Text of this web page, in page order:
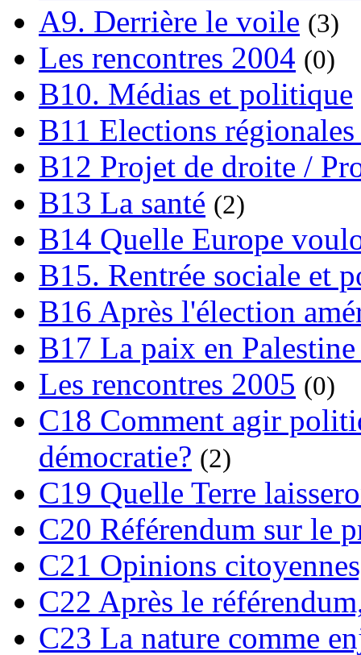
A9. Derrière le voile (3)
Les rencontres 2004 (0)
B10. Médias et politique
B11 Elections régionales
B12 Projet de droite /
B13 La santé (2)
B14 Quelle Europe
B15. Rentrée sociale et
B16 Après l'élection
B17 La paix en
Les rencontres 2005 (0)
C18 Comment agir
démocratie? (2)
C19 Quelle Terre
C20 Référendum sur le
C21 Opinions
C22 Après le
C23 La nature comme